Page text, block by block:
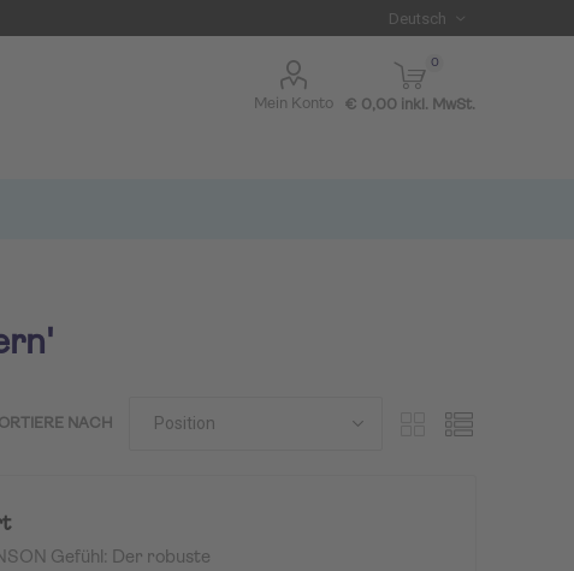
Mein Konto
0
€ 0,00 inkl. MwSt.
NACH
Gefühl: Der robuste